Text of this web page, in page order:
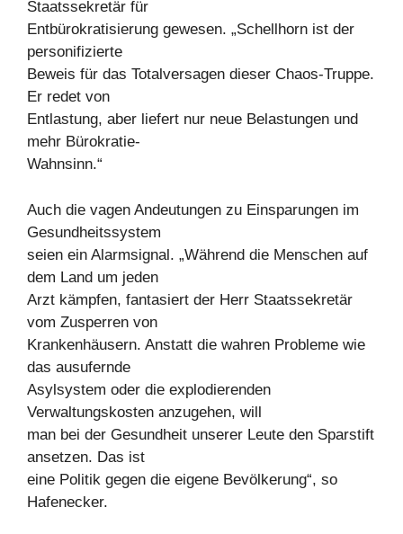
Staatssekretär für
Entbürokratisierung gewesen. „Schellhorn ist der
personifizierte
Beweis für das Totalversagen dieser Chaos-Truppe.
Er redet von
Entlastung, aber liefert nur neue Belastungen und
mehr Bürokratie-
Wahnsinn.“
Auch die vagen Andeutungen zu Einsparungen im
Gesundheitssystem
seien ein Alarmsignal. „Während die Menschen auf
dem Land um jeden
Arzt kämpfen, fantasiert der Herr Staatssekretär
vom Zusperren von
Krankenhäusern. Anstatt die wahren Probleme wie
das ausufernde
Asylsystem oder die explodierenden
Verwaltungskosten anzugehen, will
man bei der Gesundheit unserer Leute den Sparstift
ansetzen. Das ist
eine Politik gegen die eigene Bevölkerung“, so
Hafenecker.